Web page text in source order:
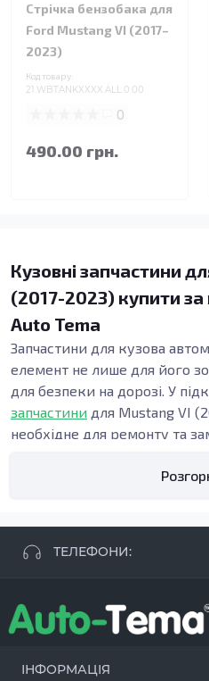
Стрічка бензобака для
Ford Mustang VI (2017–
2023)
Код товару:
21.WBTANKXXXX.ALL.0.00
0
490.00 грн.
Кузовні запчастини
(2017-2023) купити
Auto Tema
Запчастини для кузова
елемент не лише для його
для безпеки на дорозі. У
запчастини для Mustang VI
необхідне для ремонту та
підвищення довговічності
Елементи кузова, які можна
включають пороги, бампери,
Наприклад, пороги є
забезпечує стабільність
ТЕЛЕФОНИ:
+38 096 250 84 38
+38 099 657 61 50
ІНФОРМАЦІЯ